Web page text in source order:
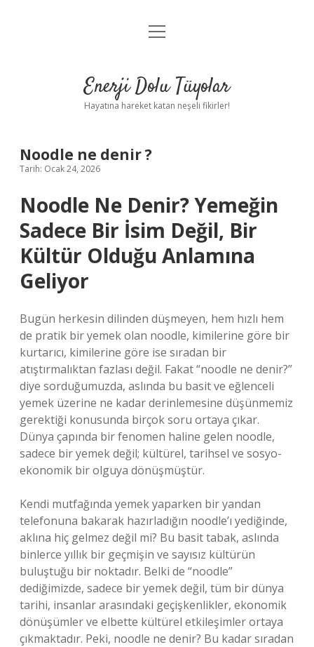
Anasayfa
Yasal Uyarı
menüyü
Enerji Dolu Tüyolar
Hayatına hareket katan neşeli fikirler!
Noodle ne denir ?
Tarih: Ocak 24, 2026
Noodle Ne Denir? Yemeğin
Sadece Bir İsim Değil, Bir
Kültür Olduğu Anlamına
Geliyor
Bugün herkesin dilinden düşmeyen, hem hızlı hem
de pratik bir yemek olan noodle, kimilerine göre bir
kurtarıcı, kimilerine göre ise sıradan bir
atıştırmalıktan fazlası değil. Fakat “noodle ne denir?”
diye sorduğumuzda, aslında bu basit ve eğlenceli
yemek üzerine ne kadar derinlemesine düşünmemiz
gerektiği konusunda birçok soru ortaya çıkar.
Dünya çapında bir fenomen haline gelen noodle,
sadece bir yemek değil; kültürel, tarihsel ve sosyo-
ekonomik bir olguya dönüşmüştür.
Kendi mutfağında yemek yaparken bir yandan
telefonuna bakarak hazırladığın noodle’ı yediğinde,
aklına hiç gelmez değil mi? Bu basit tabak, aslında
binlerce yıllık bir geçmişin ve sayısız kültürün
buluştuğu bir noktadır. Belki de “noodle”
dediğimizde, sadece bir yemek değil, tüm bir dünya
tarihi, insanlar arasındaki geçişkenlikler, ekonomik
dönüşümler ve elbette kültürel etkileşimler ortaya
çıkmaktadır. Peki, noodle ne denir? Bu kadar sıradan